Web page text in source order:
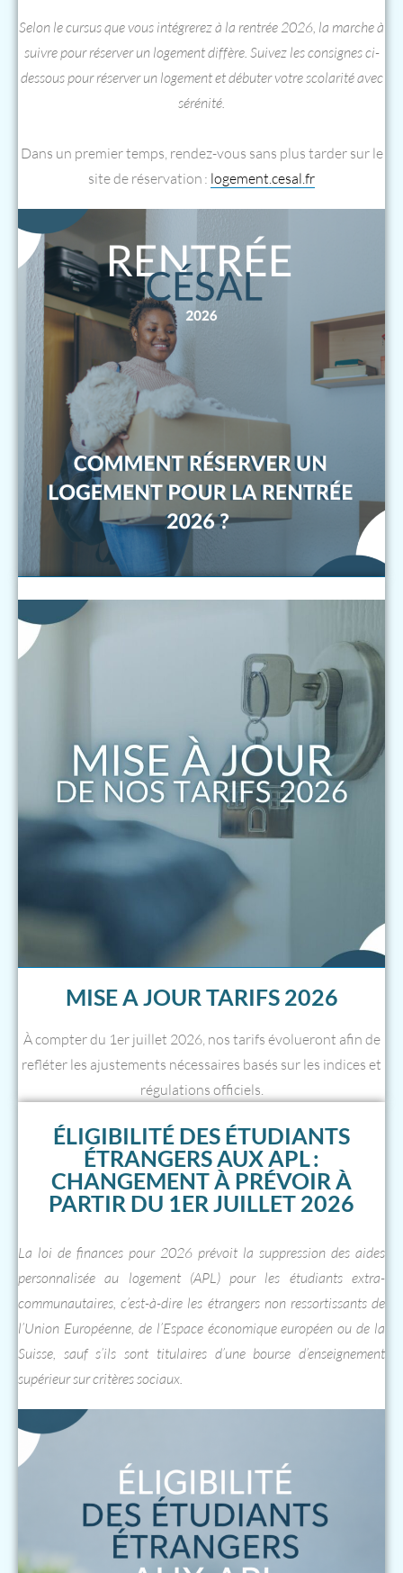
Selon le cursus que vous intégrerez à la rentrée 2026, la marche à
suivre pour réserver un logement diffère. Suivez les consignes ci-
dessous pour réserver un logement et débuter votre scolarité avec
sérénité.
Dans un premier temps, rendez-vous sans plus tarder sur le
site de réservation : logement.cesal.fr
MISE A JOUR TARIFS 2026
À compter du 1er juillet 2026, nos tarifs évolueront afin de
refléter les ajustements nécessaires basés sur les indices et
régulations officiels.
ÉLIGIBILITÉ DES ÉTUDIANTS
ÉTRANGERS AUX APL :
CHANGEMENT À PRÉVOIR À
PARTIR DU 1ER JUILLET 2026
La loi de finances pour 2026 prévoit la suppression des aides
personnalisée au logement (APL) pour les étudiants extra-
communautaires, c’est-à-dire les étrangers non ressortissants de
l’Union Européenne, de l’Espace économique européen ou de la
Suisse, sauf s’ils sont titulaires d’une bourse d’enseignement
supérieur sur critères sociaux.